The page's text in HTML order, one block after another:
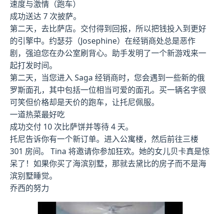
速度与激情（跑车）
成功送达 7 次披萨。
第二天，去比萨店。交付得到回报，所以把钱投入到更好
的引擎中。约瑟芬（Josephine）在经销商处总是恶作
剧，强迫您在办公室刷背心。助手发明了一个新游戏来一
起打发时间。
第二天，当您进入 Saga 经销商时，您会遇到一些新的俄
罗斯面孔，其中包括一位相当可爱的面孔。买一辆名字很
可笑但价格却是天价的跑车，让托尼佩服。
一道热菜最好吃
成功交付 10 次比萨饼并等待 4 天。
托尼告诉你有一个新订单。进入公寓楼，然后前往三楼
301 房间。 Tina 将邀请你参加狂欢。她的女儿贝卡真是惊
呆了！如果你买了海滨别墅，那就去黛比的房子而不是海
滨别墅睡觉。
乔西的努力